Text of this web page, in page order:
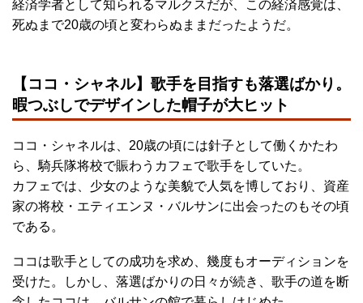
経済学者として知られるマルクスだが、この経済感覚は、
死ぬまで20歳の頃と変わらぬままだったようだ。
【ココ・シャネル】歌手を目指すも落選ばかり。
暇つぶしでデザインした帽子が大ヒット
ココ・シャネルは、20歳の頃には針子として働くかたわ
ら、騎兵隊将校で賑わうカフェで歌手をしていた。
カフェでは、少女のような美貌で人気を博しており、資産
家の将校・エティエンヌ・バルサンに出会ったのもその頃
である。
ココは歌手としての成功を求め、幾度もオーディションを
受けた。しかし、落選ばかりの日々が続き、歌手の道を断